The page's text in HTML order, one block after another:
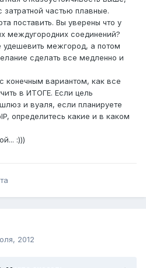
частью плавные.
поставить. Вы уверены что у
междугородних соединений?
межгород, а потом
сделать все медленно и
конечным вариантом, как все
в ИТОГЕ. Если цель
и вуаля, если планируете
определитесь какие и в каком
:)))
2012